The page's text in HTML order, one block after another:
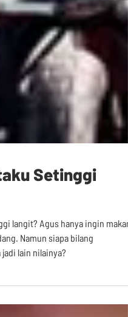
Setinggi
langit? Agus hanya ingin makan
Namun siapa bilang